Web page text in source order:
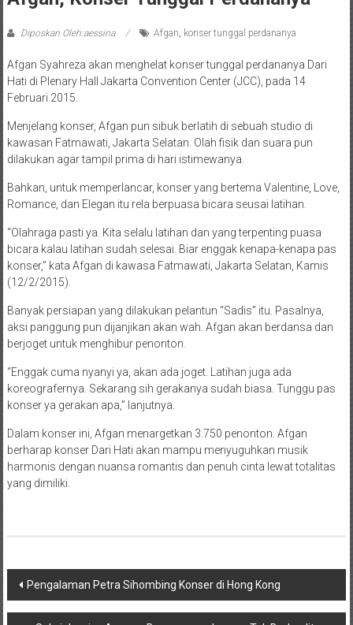
Diposkan Oleh:aessina Afgan, konser tunggal perdananya
Afgan Syahreza akan menghelat konser tunggal perdananya Dari
Hati di Plenary Hall Jakarta Convention Center (JCC), pada 14
Februari 2015.
Menjelang konser, Afgan pun sibuk berlatih di sebuah studio di
kawasan Fatmawati, Jakarta Selatan. Olah fisik dan suara pun
dilakukan agar tampil prima di hari istimewanya.
Bahkan, untuk memperlancar, konser yang bertema Valentine, Love,
Romance, dan Elegan itu rela berpuasa bicara seusai latihan.
“Olahraga pasti ya. Kita selalu latihan dan yang terpenting puasa
bicara kalau latihan sudah selesai. Biar enggak kenapa-kenapa pas
konser,” kata Afgan di kawasa Fatmawati, Jakarta Selatan, Kamis
(12/2/2015).
Banyak persiapan yang dilakukan pelantun “Sadis” itu. Pasalnya,
aksi panggung pun dijanjikan akan wah. Afgan akan berdansa dan
berjoget untuk menghibur penonton.
“Enggak cuma nyanyi ya, akan ada joget. Latihan juga ada
koreografernya. Sekarang sih gerakanya sudah biasa. Tunggu pas
konser ya gerakan apa,” lanjutnya.
Dalam konser ini, Afgan menargetkan 3.750 penonton. Afgan
berharap konser Dari Hati akan mampu menyuguhkan musik
harmonis dengan nuansa romantis dan penuh cinta lewat totalitas
yang dimiliki.
Navigasi
pos
Pengalaman Petra Sihombing Konser di Hong Kong